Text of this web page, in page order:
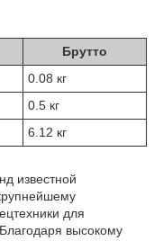
Брутто
0.08 кг
0.5 кг
6.12 кг
известной
для
высокому